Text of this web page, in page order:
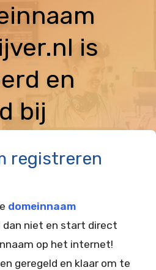
is
en
bij
registreren
domeinnaam
dan niet en start direct
op het internet!
geregeld en klaar om te